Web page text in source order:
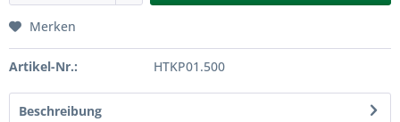
Merken
Artikel-Nr.: HTKP01.500
Beschreibung